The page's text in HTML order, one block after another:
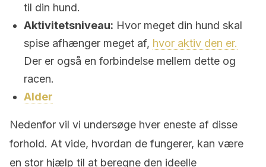
til din hund.
Aktivitetsniveau: Hvor meget din hund skal
spise afhænger meget af, hvor aktiv den er.
Der er også en forbindelse mellem dette og
racen.
Alder
Nedenfor vil vi undersøge hver eneste af disse
forhold. At vide, hvordan de fungerer, kan være
en stor hjælp til at beregne den ideelle